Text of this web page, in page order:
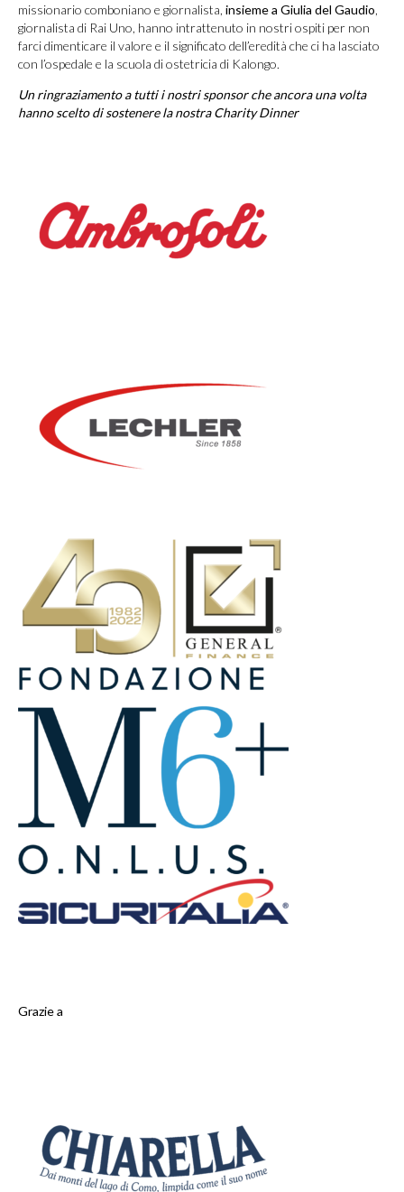
missionario comboniano e giornalista, insieme a Giulia del Gaudio,
giornalista di Rai Uno, hanno intrattenuto in nostri ospiti per non
farci dimenticare il valore e il significato dell’eredità che ci ha lasciato
con l’ospedale e la scuola di ostetricia di Kalongo.
Un ringraziamento a tutti i nostri sponsor che ancora una volta
hanno scelto di sostenere la nostra Charity Dinner
Grazie a